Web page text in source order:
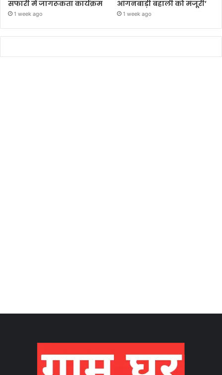
सफारी में जागरूकता कार्यक्रम
1 week ago
आंगनबाड़ी बहाली को मंजूरी’
1 week ago